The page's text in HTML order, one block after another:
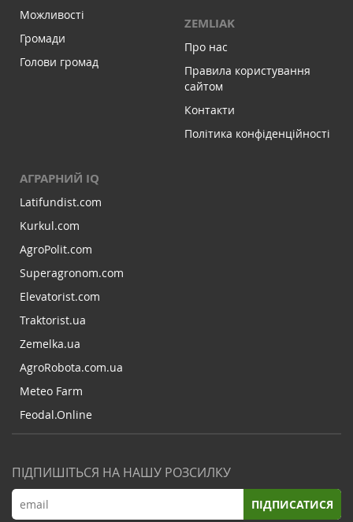
Можливості
Громади
Голови громад
ZEMLIAK
Про нас
Правила користування
сайтом
Контакти
Політика конфіденційності
АГРАРНИЙ IQ
Latifundist.com
Kurkul.com
AgroPolit.com
Superagronom.com
Elevatorist.com
Traktorist.ua
Zemelka.ua
AgroRobota.com.ua
Meteo Farm
Feodal.Online
ПІДПИШІТЬСЯ НА НАШУ РОЗСИЛКУ
ПІДПИСАТИСЯ